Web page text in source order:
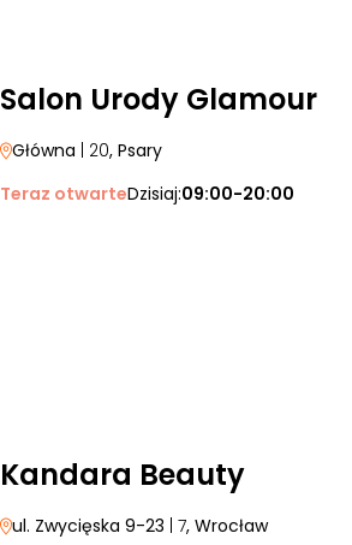
Salon Urody Glamour
Główna | 20, Psary
Teraz otwarteDzisiaj:09:00-20:00
Kandara Beauty
ul. Zwycięska 9-23 | 7, Wrocław